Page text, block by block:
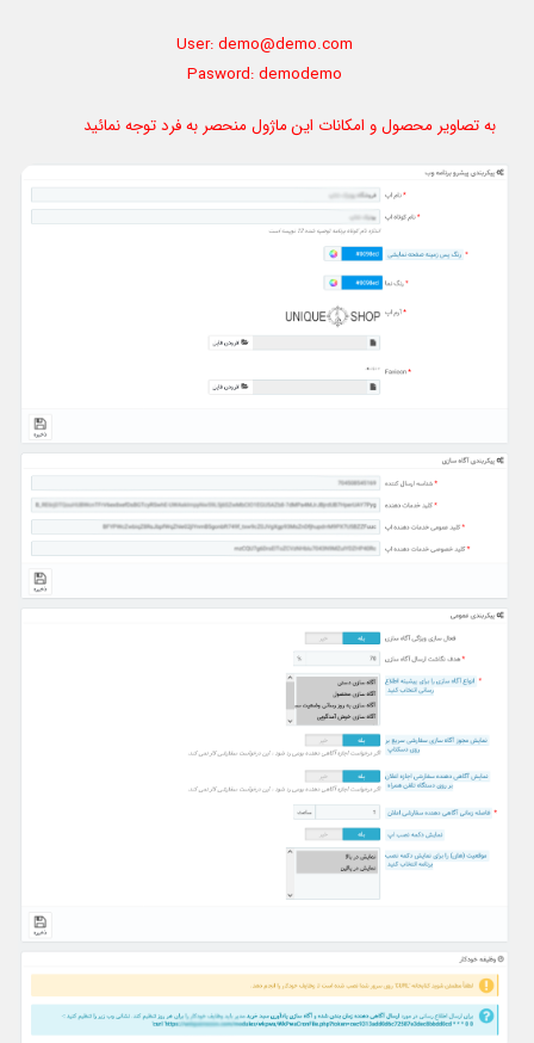
User: demo@demo.com
Pasword: demodemo
به تصاویر محصول و امکانات این ماژول منحصر به فرد توجه نمائید